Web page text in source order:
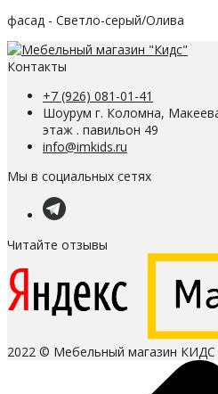
фасад - Светло-серый/Олива
Контакты
+7 (926) 081-01-41
Шоурум г. Коломна,
этаж . павильон 49
info@imkids.ru
Мы в социальных сетях
Читайте отзывы
2022 © Мебельный магазин КИДС